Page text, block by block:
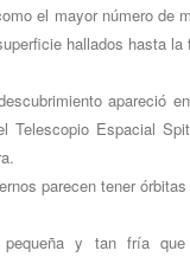
el mayor número de
hallados hasta la
apareció
Telescopio Espacial
parecen tener
y tan fría